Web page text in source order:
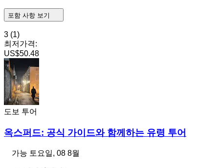
포함 사항 보기
3 (1)
최저가격:
US$50.48
도보 투어
옥스퍼드: 공식 가이드와 함께하는 유령 투어
가능 토요일, 08 8월